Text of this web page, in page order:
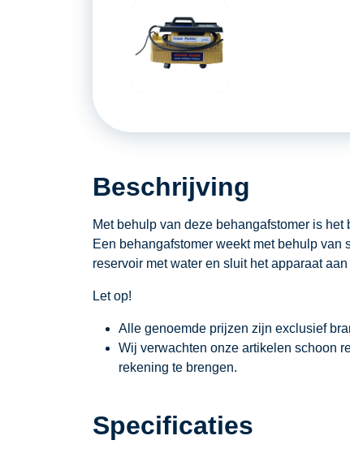
Beschrijving
Met behulp van deze behangafstomer is het
Een behangafstomer weekt met behulp van
reservoir met water en sluit het apparaat
Let op!
Alle genoemde prijzen zijn exclusief
Wij verwachten onze artikelen schoon
rekening te brengen.
Specificaties